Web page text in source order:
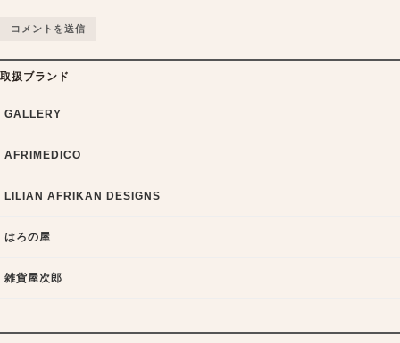
取扱ブランド
GALLERY
AFRIMEDICO
LILIAN AFRIKAN DESIGNS
はろの屋
雑貨屋次郎